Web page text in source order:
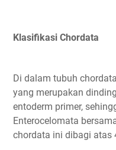
Klasifikasi Chordata
Di dalam tubuh
yang merupakan
entoderm primer,
Enterocelomata
chordata ini dibagi atas